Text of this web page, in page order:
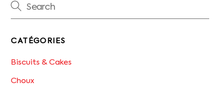
CATÉGORIES
Biscuits & Cakes
Choux